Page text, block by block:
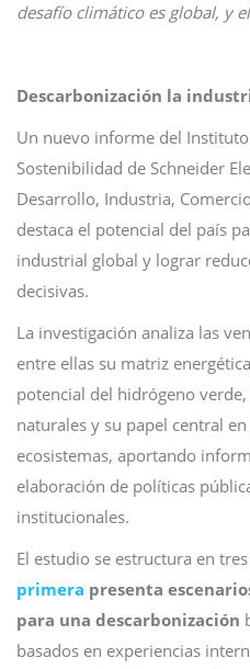
desafío climático es global, y
Descarbonización la
Un nuevo informe del
Sostenibilidad de Schneider
Desarrollo, Industria,
destaca el potencial del país
industrial global y lograr
decisivas.
La investigación analiza las
entre ellas su matriz
potencial del hidrógeno
naturales y su papel central
ecosistemas, aportando
elaboración de políticas
institucionales.
El estudio se estructura en tres
primera presenta
para una descarbonización
basados en experiencias